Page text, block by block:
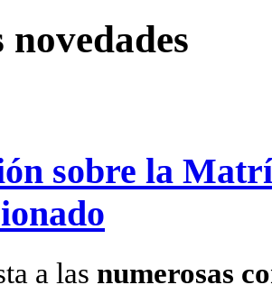
sobre la
a las numerosas